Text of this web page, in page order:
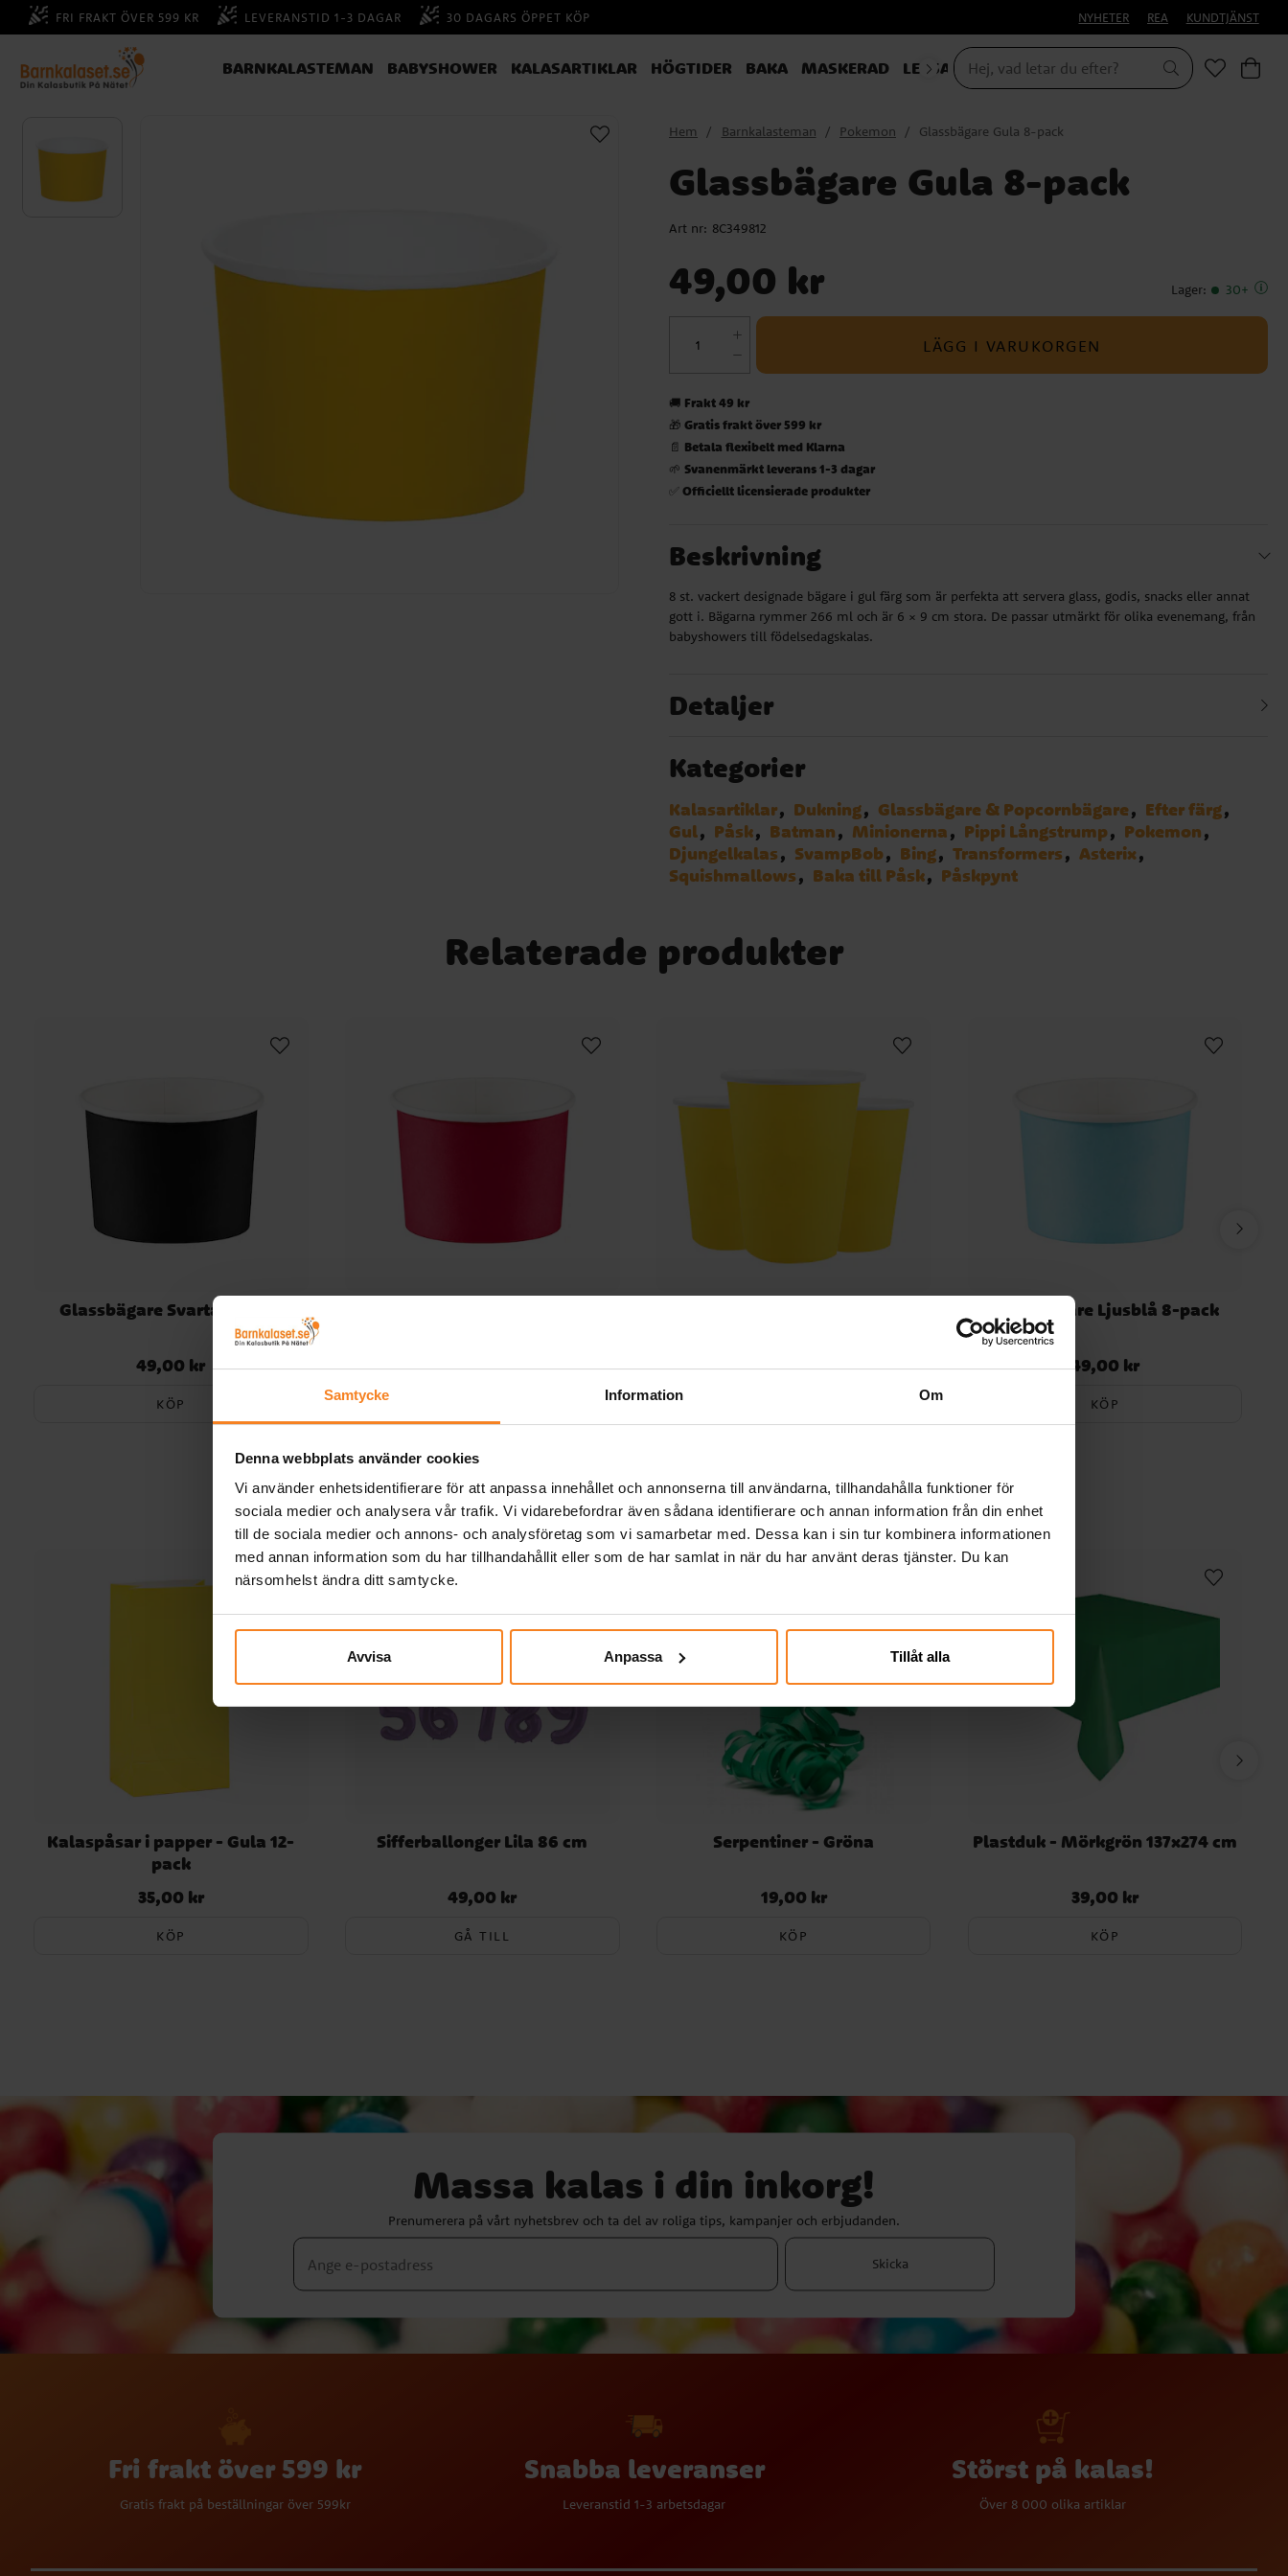
Samtycke Information Om
Denna webbplats använder cookies
Vi använder enhetsidentifierare för att anpassa innehållet och annonserna till användarna, tillhandahålla funktioner för
sociala medier och analysera vår trafik. Vi vidarebefordrar även sådana identifierare och annan information från din enhet
till de sociala medier och annons- och analysföretag som vi samarbetar med. Dessa kan i sin tur kombinera informationen
med annan information som du har tillhandahållit eller som de har samlat in när du har använt deras tjänster. Du kan
närsomhelst ändra ditt samtycke.
Avvisa Anpassa Tillåt alla
FRI FRAKT ÖVER 599 KR LEVERANSTID 1-3 DAGAR 30 DAGARS ÖPPET KÖP NYHETER REA KUNDTJÄNST
BARNKALASTEMAN BABYSHOWER KALASARTIKLAR HÖGTIDER BAKA MASKERAD LEKSAKER & PRESENTER
Hem Barnkalasteman Pokemon Glassbägare Gula 8-pack
Glassbägare Gula 8-pack
Art nr: 8C349812
49,00 kr Lager: 30+
LÄGG I VARUKORGEN
🚚 Frakt 49 kr
🎁Gratis frakt över 599 kr
📄 Betala flexibelt med Klarna
🌱Svanenmärkt leverans 1-3 dagar
✅Officiellt licensierade produkter
Beskrivning
8 st. vackert designade bägare i gul färg som är perfekta att servera glass, godis, snacks eller annat
gott i. Bägarna rymmer 266 ml och är 6 × 9 cm stora. De passar utmärkt för olika evenemang, från
babyshowers till födelsedagskalas.
Detaljer
Kategorier
Kalasartiklar Dukning Glassbägare & Popcornbägare
Efter färg
Gul
Påsk Batman Minionerna Pippi Långstrump
Pokemon
Djungelkalas
SvampBob Bing Transformers
Asterix
Squishmallows
Baka till Påsk Påskpynt
Relaterade produkter
Glassbägare Svarta 8-pack
Pris:49,00 kr
49,00 kr
KÖP
49,00 kr 29,00 kr
Glassbägare Ljusblå 8-pack
Pris:49,00 kr
49,00 kr
KÖP
Andra köpte även
Kalaspåsar i papper - Gula 12-
pack
Pris:35,00 kr
35,00 kr
KÖP
Sifferballonger Lila 86 cm
Pris:49,00 kr
49,00 kr
GÅ TILL
Serpentiner - Gröna
Pris:19,00 kr
19,00 kr
KÖP
Plastduk - Mörkgrön 137x274 cm
Pris:39,00 kr
39,00 kr
KÖP
Massa kalas i din inkorg!
Prenumerera på vårt nyhetsbrev och ta del av roliga tips, kampanjer och erbjudanden.
Skicka
Fri frakt över 599 kr
Gratis frakt på beställningar över 599kr
Snabba leveranser
Leveranstid 1-3 arbetsdagar
Störst på kalas!
Över 8 000 olika artiklar